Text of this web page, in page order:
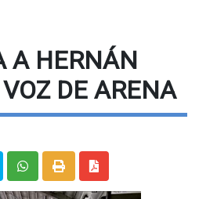
A HERNÁN
DE ARENA